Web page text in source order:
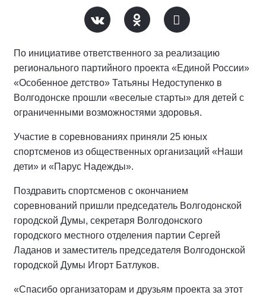
По инициативе ответственного за реализацию
регионального партийного проекта «Единой России»
«Особенное детство» Татьяны Недоступенко в
Волгодонске прошли «веселые старты» для детей с
ограниченными возможностями здоровья.
Участие в соревнованиях приняли 25 юных
спортсменов из общественных организаций «Наши
дети» и «Парус Надежды».
Поздравить спортсменов с окончанием
соревнований пришли председатель Волгодонской
городской Думы, секретаря Волгодонского
городского местного отделения партии Сергей
Ладанов и заместитель председателя Волгодонской
городской Думы Игорт Батлуков.
«Спасибо организаторам и друзьям проекта за этот